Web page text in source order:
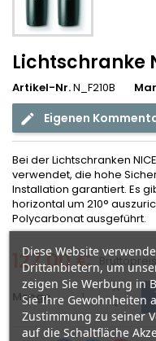
Lichtschranke
Artikel-Nr.N_F210B
Eigenen
Bei der Lichtschranken
verwendet, die hohe
Installation garantiert. Es
horizontal um 210°
Polycarbonat ausgeführt.
127,00 € Bruttopreis
Menge
Diese Website
Drittanbietern, um
zeigen Sie Werbung in
Sie Ihre Gewohnheiten
Zustimmung zu seiner
auf die Schaltfläche